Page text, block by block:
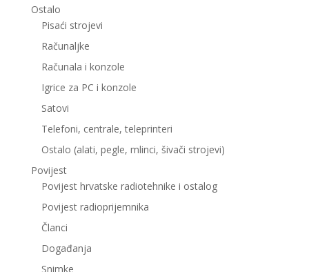
Ostalo
Pisaći strojevi
Računaljke
Računala i konzole
Igrice za PC i konzole
Satovi
Telefoni, centrale, teleprinteri
Ostalo (alati, pegle, mlinci, šivači strojevi)
Povijest
Povijest hrvatske radiotehnike i ostalog
Povijest radioprijemnika
Članci
Događanja
Snimke